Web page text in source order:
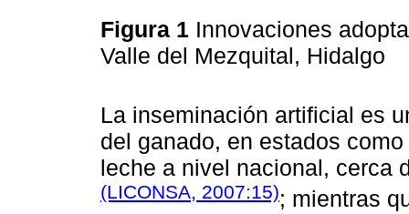
Figura 1 Innovaciones
Valle del Mezquital, Hidalgo
La inseminación artificial es
del ganado, en estados
leche a nivel nacional, cerca
(LICONSA, 2007:15); mientras